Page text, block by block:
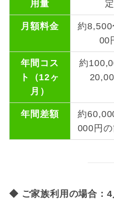
用量
定
月額料金
約
00
年間コス
ト（12ヶ
月）
約
年間差額
約
000円の
◆ ご家族利用の場合：